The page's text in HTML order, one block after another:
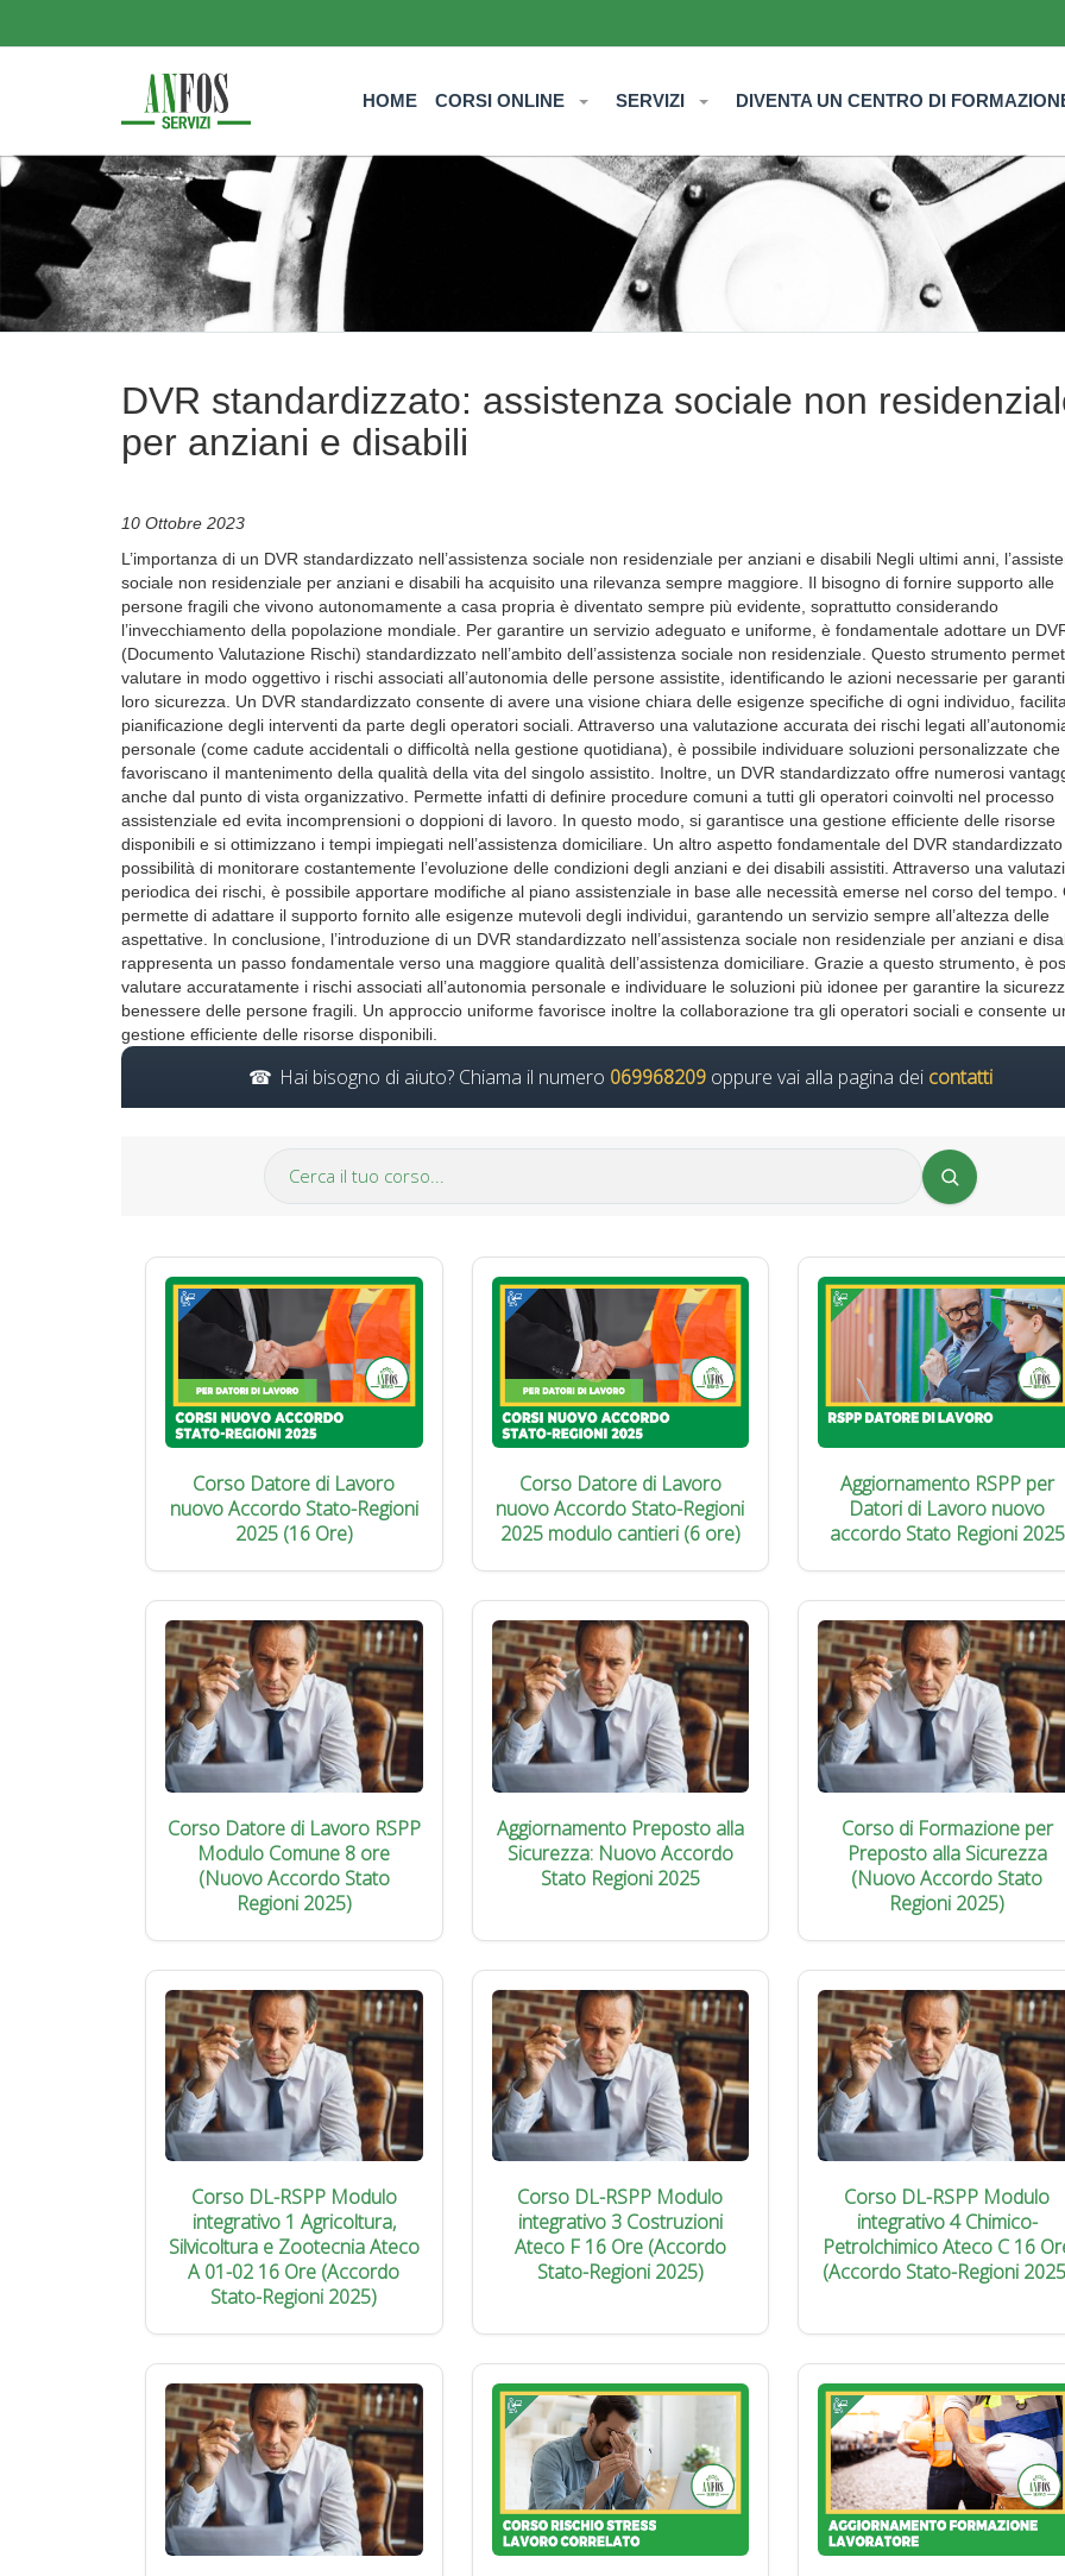
HOME CORSI ONLINE SERVIZI DIVENTA UN CENTRO DI
DVR standardizzato: assistenza sociale non
per anziani e disabili
10 Ottobre 2023
L’importanza di un DVR standardizzato nell’assistenza sociale non residenziale per anziani e disabili Negli ultimi anni,
sociale non residenziale per anziani e disabili ha acquisito una rilevanza sempre maggiore. Il bisogno di fornire supporto alle
persone fragili che vivono autonomamente a casa propria è diventato sempre più evidente, soprattutto considerando
l’invecchiamento della popolazione mondiale. Per garantire un servizio adeguato e uniforme, è fondamentale adottare un
(Documento Valutazione Rischi) standardizzato nell’ambito dell’assistenza sociale non residenziale. Questo strumento
valutare in modo oggettivo i rischi associati all’autonomia delle persone assistite, identificando le azioni necessarie per
loro sicurezza. Un DVR standardizzato consente di avere una visione chiara delle esigenze specifiche di ogni individuo,
pianificazione degli interventi da parte degli operatori sociali. Attraverso una valutazione accurata dei rischi legati
personale (come cadute accidentali o difficoltà nella gestione quotidiana), è possibile individuare soluzioni personalizzate che
favoriscano il mantenimento della qualità della vita del singolo assistito. Inoltre, un DVR standardizzato offre numerosi
anche dal punto di vista organizzativo. Permette infatti di definire procedure comuni a tutti gli operatori coinvolti nel processo
assistenziale ed evita incomprensioni o doppioni di lavoro. In questo modo, si garantisce una gestione efficiente delle risorse
disponibili e si ottimizzano i tempi impiegati nell’assistenza domiciliare. Un altro aspetto fondamentale del DVR
possibilità di monitorare costantemente l’evoluzione delle condizioni degli anziani e dei disabili assistiti. Attraverso una
periodica dei rischi, è possibile apportare modifiche al piano assistenziale in base alle necessità emerse nel corso del tempo.
permette di adattare il supporto fornito alle esigenze mutevoli degli individui, garantendo un servizio sempre all’altezza delle
aspettative. In conclusione, l’introduzione di un DVR standardizzato nell’assistenza sociale non residenziale per anziani e
rappresenta un passo fondamentale verso una maggiore qualità dell’assistenza domiciliare. Grazie a questo strumento, è
valutare accuratamente i rischi associati all’autonomia personale e individuare le soluzioni più idonee per garantire la
benessere delle persone fragili. Un approccio uniforme favorisce inoltre la collaborazione tra gli operatori sociali e consente
gestione efficiente delle risorse disponibili.
Hai bisogno di aiuto? Chiama il numero 069968209 oppure vai alla pagina dei contatti
Corso Datore di Lavoro
nuovo Accordo Stato-Regioni
2025 (16 Ore)
Corso Datore di Lavoro
nuovo Accordo Stato-Regioni
2025 modulo cantieri (6 ore)
Aggiornamento RSPP per
Datori di Lavoro nuovo
accordo Stato Regioni 2025
Corso Datore di Lavoro RSPP
Modulo Comune 8 ore
(Nuovo Accordo Stato
Regioni 2025)
Aggiornamento Preposto alla
Sicurezza: Nuovo Accordo
Stato Regioni 2025
Corso di Formazione per
Preposto alla Sicurezza
(Nuovo Accordo Stato
Regioni 2025)
Corso DL-RSPP Modulo
integrativo 1 Agricoltura,
Silvicoltura e Zootecnia Ateco
A 01-02 16 Ore (Accordo
Stato-Regioni 2025)
Corso DL-RSPP Modulo
integrativo 3 Costruzioni
Ateco F 16 Ore (Accordo
Stato-Regioni 2025)
Corso DL-RSPP Modulo
integrativo 4 Chimico-
Petrolchimico Ateco C 16
(Accordo Stato-Regioni